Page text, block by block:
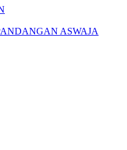
ASWAJA